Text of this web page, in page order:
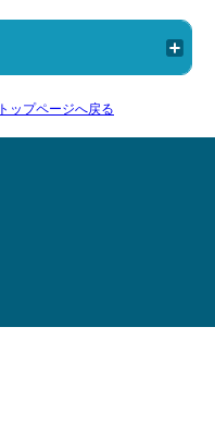
トップページへ戻る